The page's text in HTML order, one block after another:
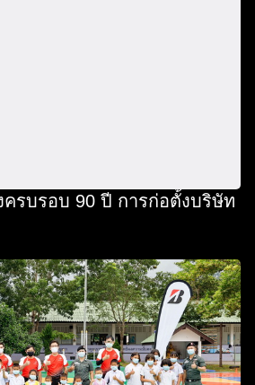
รบรอบ 90 ปี การก่อตั้งบริษัท